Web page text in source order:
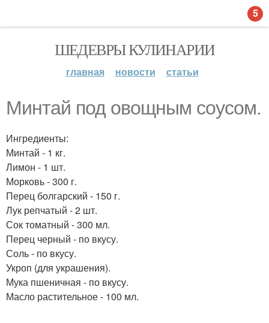
ШЕДЕВРЫ КУЛИНАРИИ
главная новости статьи
Минтай под овощным соусом.
Ингредиенты:
Минтай - 1 кг.
Лимон - 1 шт.
Морковь - 300 г.
Перец болгарский - 150 г.
Лук репчатый - 2 шт.
Сок томатный - 300 мл.
Перец черный - по вкусу.
Соль - по вкусу.
Укроп (для украшения).
Мука пшеничная - по вкусу.
Масло растительное - 100 мл.
5